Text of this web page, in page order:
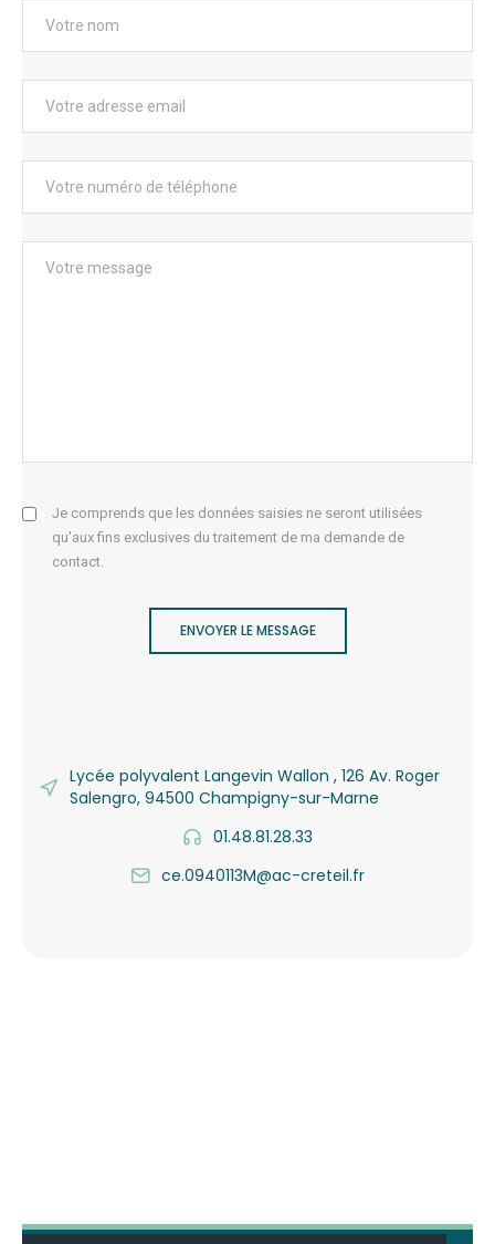
Je comprends que les données saisies ne seront utilisées
qu'aux fins exclusives du traitement de ma demande de
contact.
ENVOYER LE MESSAGE
Lycée polyvalent Langevin Wallon , 126 Av. Roger
Salengro, 94500 Champigny-sur-Marne
01.48.81.28.33
ce.0940113M@ac-creteil.fr